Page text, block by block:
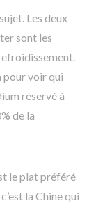
Les deux
sont les
pour voir qui
réservé à
de la
le plat préféré
la Chine qui